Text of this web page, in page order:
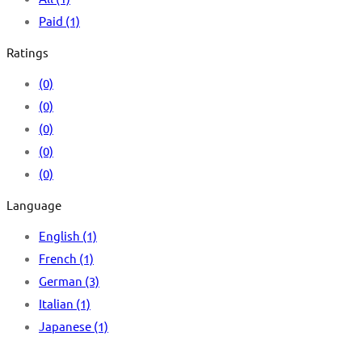
Paid (1)
Ratings
(0)
(0)
(0)
(0)
(0)
Language
English (1)
French (1)
German (3)
Italian (1)
Japanese (1)